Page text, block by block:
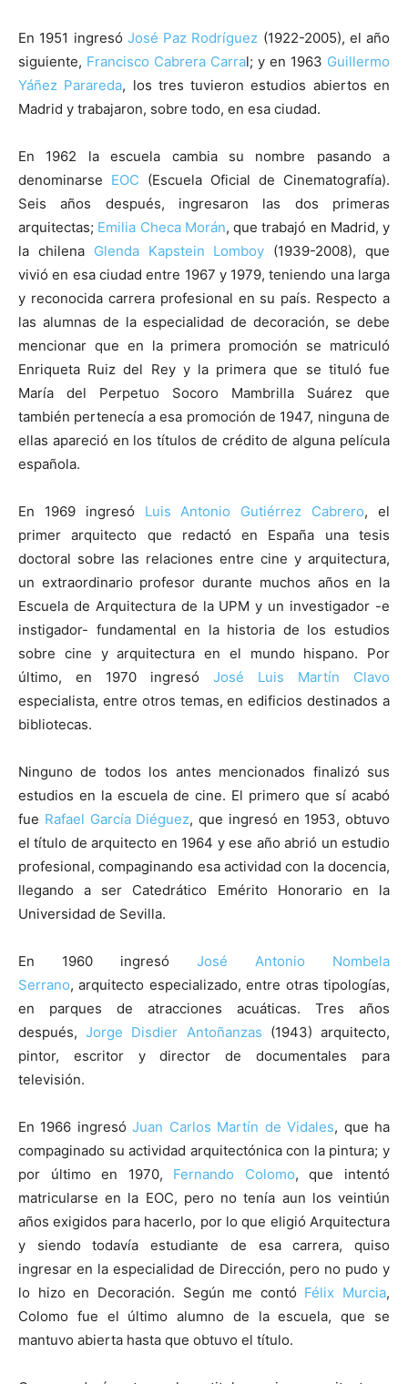
En 1951 ingresó José Paz Rodríguez (1922-2005), el año
siguiente, Francisco Cabrera Carral; y en 1963 Guillermo
Yáñez Parareda, los tres tuvieron estudios abiertos en
Madrid y trabajaron, sobre todo, en esa ciudad.
En 1962 la escuela cambia su nombre pasando a
denominarse EOC (Escuela Oficial de Cinematografía).
Seis años después, ingresaron las dos primeras
arquitectas; Emilia Checa Morán, que trabajó en Madrid, y
la chilena Glenda Kapstein Lomboy (1939-2008), que
vivió en esa ciudad entre 1967 y 1979, teniendo una larga
y reconocida carrera profesional en su país. Respecto a
las alumnas de la especialidad de decoración, se debe
mencionar que en la primera promoción se matriculó
Enriqueta Ruiz del Rey y la primera que se tituló fue
María del Perpetuo Socoro Mambrilla Suárez que
también pertenecía a esa promoción de 1947, ninguna de
ellas apareció en los títulos de crédito de alguna película
española.
En 1969 ingresó Luis Antonio Gutiérrez Cabrero, el
primer arquitecto que redactó en España una tesis
doctoral sobre las relaciones entre cine y arquitectura,
un extraordinario profesor durante muchos años en la
Escuela de Arquitectura de la UPM y un investigador -e
instigador- fundamental en la historia de los estudios
sobre cine y arquitectura en el mundo hispano. Por
último, en 1970 ingresó José Luis Martín Clavo
especialista, entre otros temas, en edificios destinados a
bibliotecas.
Ninguno de todos los antes mencionados finalizó sus
estudios en la escuela de cine. El primero que sí acabó
fue Rafael García Diéguez, que ingresó en 1953, obtuvo
el título de arquitecto en 1964 y ese año abrió un estudio
profesional, compaginando esa actividad con la docencia,
llegando a ser Catedrático Emérito Honorario en la
Universidad de Sevilla.
En 1960 ingresó José Antonio Nombela
Serrano, arquitecto especializado, entre otras tipologías,
en parques de atracciones acuáticas. Tres años
después,Jorge Disdier Antoñanzas (1943) arquitecto,
pintor, escritor y director de documentales para
televisión.
En 1966 ingresóJuan Carlos Martín de Vidales, que ha
compaginado su actividad arquitectónica con la pintura; y
por último en 1970, Fernando Colomo, que intentó
matricularse en la EOC, pero no tenía aun los veintiún
años exigidos para hacerlo, por lo que eligió Arquitectura
y siendo todavía estudiante de esa carrera, quiso
ingresar en la especialidad de Dirección, pero no pudo y
lo hizo en Decoración. Según me contó Félix Murcia,
Colomo fue el último alumno de la escuela, que se
mantuvo abierta hasta que obtuvo el título.